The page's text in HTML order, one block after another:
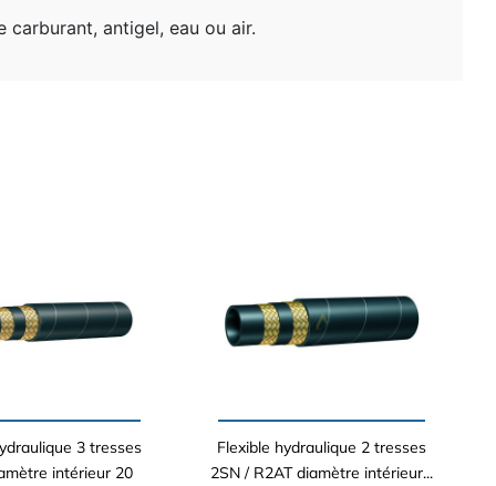
antigel, eau ou air.
3 tresses
intérieur 20
Flexible hydraulique 2 tresses
2SN / R2AT diamètre intérieur...